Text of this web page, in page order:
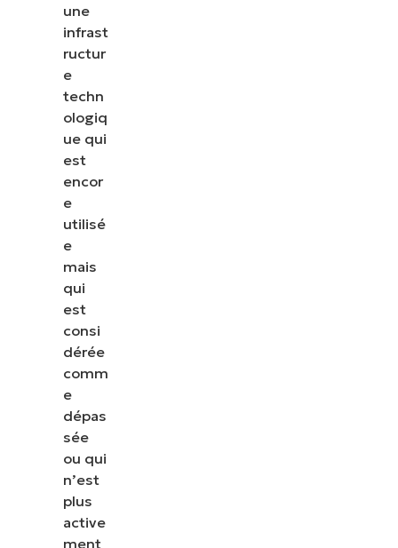
une
infrast
ructur
e
techn
ologiq
ue qui
est
encor
e
utilisé
e
mais
qui
est
consi
dérée
comm
e
dépas
sée
ou qui
n’est
plus
active
ment